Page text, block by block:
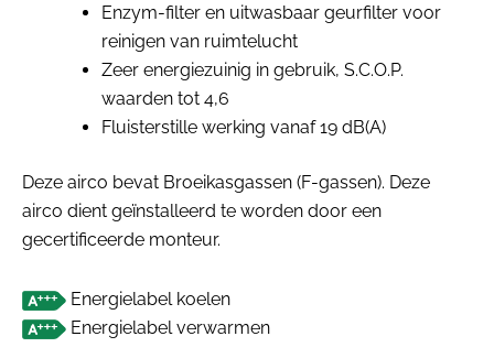
Enzym-filter en uitwasbaar geurfilter voor
reinigen van ruimtelucht
Zeer energiezuinig in gebruik, S.C.O.P.
waarden tot 4,6
Fluisterstille werking vanaf 19 dB(A)
Deze airco bevat Broeikasgassen (F-gassen). Deze
airco dient geïnstalleerd te worden door een
gecertificeerde monteur.
Energielabel koelen
Energielabel verwarmen